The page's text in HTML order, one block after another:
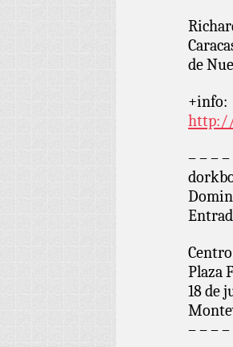
de
+info:
http://
– – – –
Plaza
18 de
– – – –